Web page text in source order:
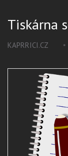
Tiskárna
KAPRRICI.CZ